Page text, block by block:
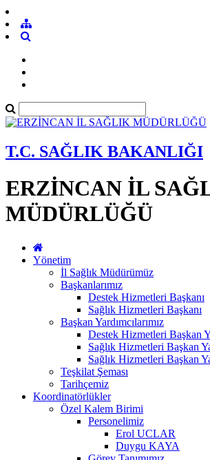
T.C. SAĞLIK BAKANLIĞI
ERZİNCAN İL
MÜDÜRLÜĞÜ
Yönetim
İl Sağlık Müdürümüz
Başkanlarımız
Destek Hizmetleri Başkanı
Sağlık Hizmetleri Başkanı
Başkan Yardımcılarımız
Destek Hizmetleri Başkan
Sağlık Hizmetleri Başkan
Sağlık Hizmetleri Başkan
Teşkilat Şeması
Tarihçemiz
Koordinatörlükler
Özel Kalem Birimi
Personelimiz
Erol UCLAR
Duygu KAYA